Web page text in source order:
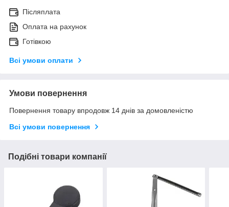
Післяплата
Оплата на рахунок
Готівкою
Всі умови оплати
Умови повернення
Повернення товару впродовж 14 днів за домовленістю
Всі умови повернення
Подібні товари компанії